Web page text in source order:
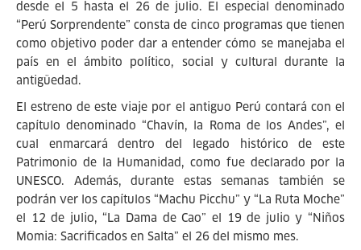
desde el 5 hasta el 26 de julio. El especial denominado
“Perú Sorprendente” consta de cinco programas que tienen
como objetivo poder dar a entender cómo se manejaba el
país en el ámbito político, social y cultural durante la
antigüedad.
El estreno de este viaje por el antiguo Perú contará con el
capítulo denominado “Chavín, la Roma de los Andes”, el
cual enmarcará dentro del legado histórico de este
Patrimonio de la Humanidad, como fue declarado por la
UNESCO. Además, durante estas semanas también se
podrán ver los capítulos “Machu Picchu” y “La Ruta Moche”
el 12 de julio, “La Dama de Cao” el 19 de julio y “Niños
Momia: Sacrificados en Salta” el 26 del mismo mes.